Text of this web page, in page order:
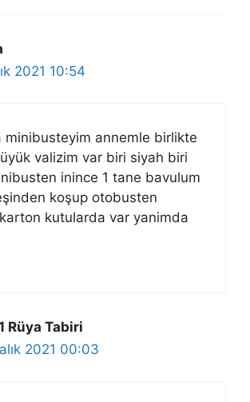
2021 10:54
minibusteyim annemle birlikte
valizim var biri siyah biri
inince 1 tane bavulum
koşup otobusten
kutularda var yanimda
Rüya Tabiri
2021 00:03